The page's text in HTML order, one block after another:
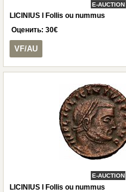
E-AUCTION
LICINIUS I Follis ou nummus
Оценить: 30€
VF/AU
E-AUCTION
LICINIUS I Follis ou nummus